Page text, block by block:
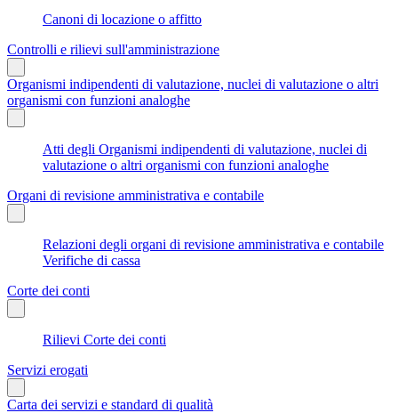
Canoni di locazione o affitto
Controlli e rilievi sull'amministrazione
Organismi indipendenti di valutazione, nuclei di valutazione o altri
organismi con funzioni analoghe
Atti degli Organismi indipendenti di valutazione, nuclei di
valutazione o altri organismi con funzioni analoghe
Organi di revisione amministrativa e contabile
Relazioni degli organi di revisione amministrativa e contabile
Verifiche di cassa
Corte dei conti
Rilievi Corte dei conti
Servizi erogati
Carta dei servizi e standard di qualità